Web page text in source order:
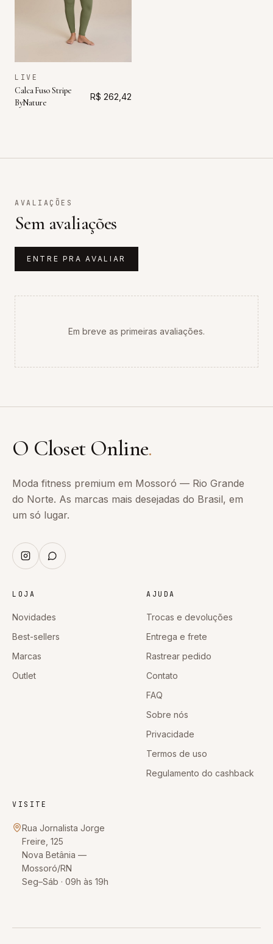
LIVE
Calca Fuso Stripe
ByNature
R$ 262,42
AVALIAÇÕES
Sem avaliações
ENTRE PRA AVALIAR
Em breve as primeiras avaliações.
O Closet Online.
Moda fitness premium em Mossoró — Rio Grande
do Norte. As marcas mais desejadas do Brasil, em
um só lugar.
LOJA
Novidades
Best-sellers
Marcas
Outlet
AJUDA
Trocas e devoluções
Entrega e frete
Rastrear pedido
Contato
FAQ
Sobre nós
Privacidade
Termos de uso
Regulamento do cashback
VISITE
Rua Jornalista Jorge
Freire, 125
Nova Betânia —
Mossoró/RN
Seg–Sáb · 09h às 19h